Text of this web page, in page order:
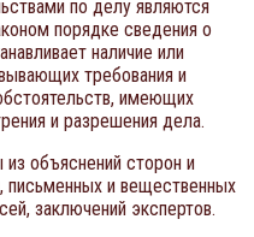
по делу являются
порядке сведения о
наличие или
требования и
имеющих
и разрешения дела.
объяснений сторон и
письменных и вещественных
заключений экспертов.